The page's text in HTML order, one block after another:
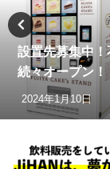
設置先募集中
続々オープン！
2024年1月10日